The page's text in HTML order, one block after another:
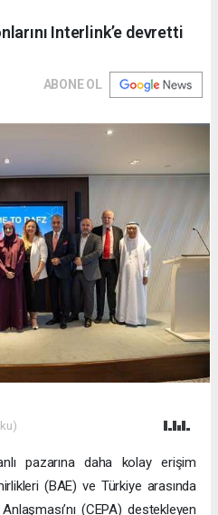
Interlink’e devretti
ABONE OL
pazarına daha kolay erişim
(BAE) ve Türkiye arasında
(CEPA) destekleyen